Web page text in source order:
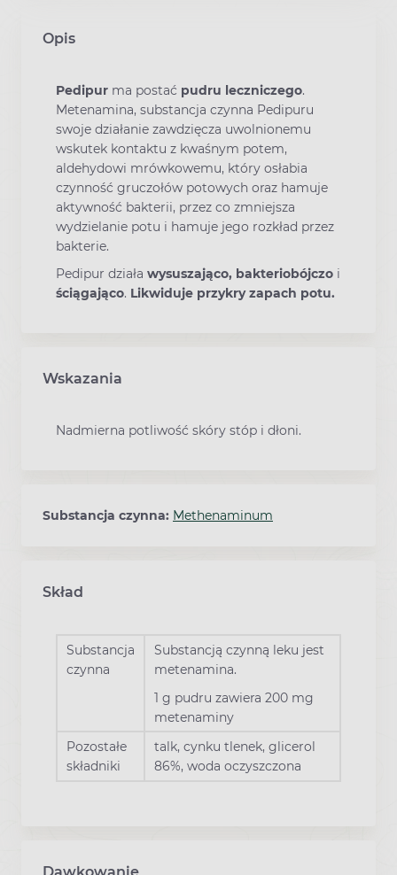
Opis
Pedipur ma postać pudru leczniczego.
Metenamina, substancja czynna Pedipuru
swoje działanie zawdzięcza uwolnionemu
wskutek kontaktu z kwaśnym potem,
aldehydowi mrówkowemu, który osłabia
czynność gruczołów potowych oraz hamuje
aktywność bakterii, przez co zmniejsza
wydzielanie potu i hamuje jego rozkład przez
bakterie.
Pedipur działa wysuszająco, bakteriobójczo i
ściągająco. Likwiduje przykry zapach potu.
Wskazania
Nadmierna potliwość skóry stóp i dłoni.
Substancja czynna: Methenaminum
Skład
Substancja
czynna
Substancją czynną leku jest
metenamina.
1 g pudru zawiera 200 mg
metenaminy
Pozostałe
składniki
talk, cynku tlenek, glicerol
86%, woda oczyszczona